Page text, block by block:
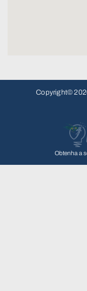
Copyright©
Obtenha a